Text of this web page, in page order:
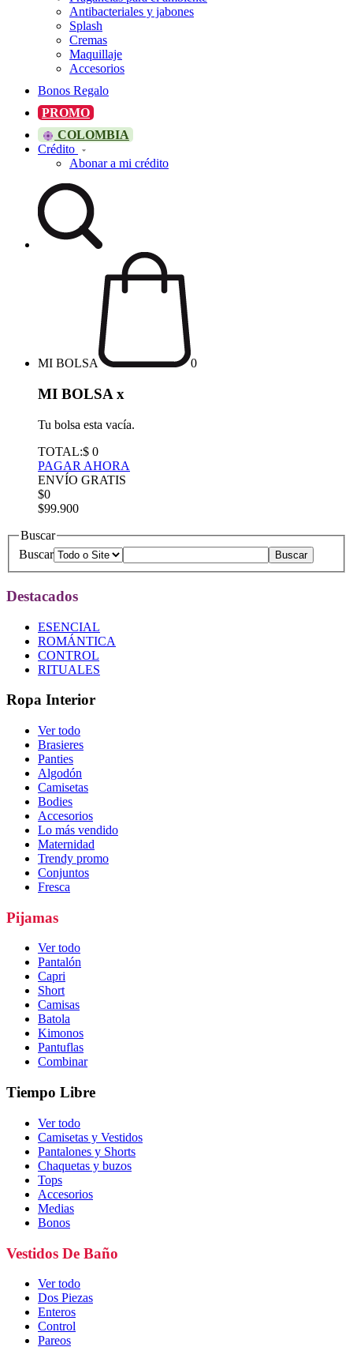
Antibacteriales y jabones
Splash
Cremas
Maquillaje
Accesorios
Bonos Regalo
PROMO
COLOMBIA
Crédito
Abonar a mi crédito
MI BOLSA 0
MI BOLSA x
Tu bolsa esta vacía.
TOTAL:$ 0
PAGAR AHORA
ENVÍO GRATIS
$0
$99.900
Buscar
Buscar
Destacados
ESENCIAL
ROMÁNTICA
CONTROL
RITUALES
Ropa Interior
Ver todo
Brasieres
Panties
Algodón
Camisetas
Bodies
Accesorios
Lo más vendido
Maternidad
Trendy promo
Conjuntos
Fresca
Pijamas
Ver todo
Pantalón
Capri
Short
Camisas
Batola
Kimonos
Pantuflas
Combinar
Tiempo Libre
Ver todo
Camisetas y Vestidos
Pantalones y Shorts
Chaquetas y buzos
Tops
Accesorios
Medias
Bonos
Vestidos De Baño
Ver todo
Dos Piezas
Enteros
Control
Pareos